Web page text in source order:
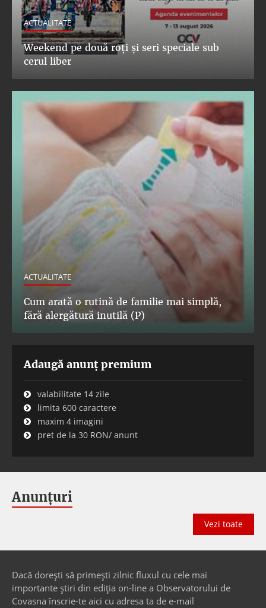
ACTUALITATE
Weekend pe două roți și seri speciale sub
cerul liber
ACTUALITATE
Cum arată o rutină de familie mai simplă,
fără alergătură inutilă (P)
Adaugă anunț premium
valabilitate 14 zile
limita 600 caractere
maxim 4 imagini
pret de la 30 RON/ anunt
Anunțuri
Vezi toate
Dacă dorești să primești zilnic fluxul cu cele mai
importante știri din ediția on-line a Observatorului de
Covasna înscrie-te aici cu adresa ta de e-mail